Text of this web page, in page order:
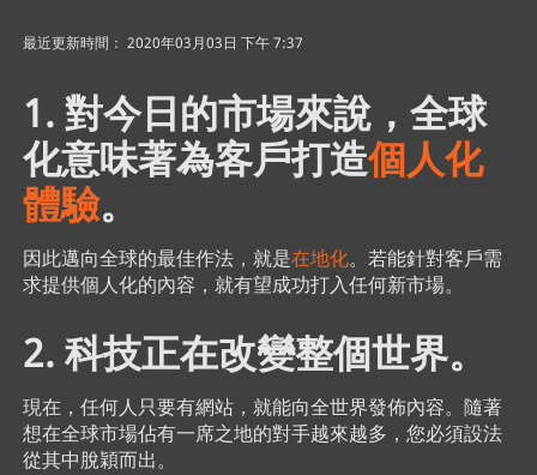
最近更新時間： 2020年03月03日 下午 7:37
1. 對今日的市場來說，全球
化意味著為客戶打造個人化
體驗。
因此邁向全球的最佳作法，就是在地化。若能針對客戶需
求提供個人化的內容，就有望成功打入任何新市場。
2. 科技正在改變整個世界。
現在，任何人只要有網站，就能向全世界發佈內容。隨著
想在全球市場佔有一席之地的對手越來越多，您必須設法
從其中脫穎而出。